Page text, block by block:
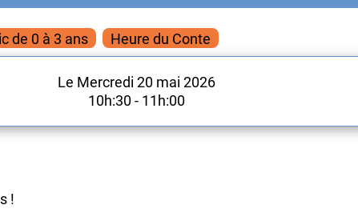
de 0 à 3 ans Heure du Conte
Le Mercredi 20 mai 2026
10h:30 - 11h:00
!